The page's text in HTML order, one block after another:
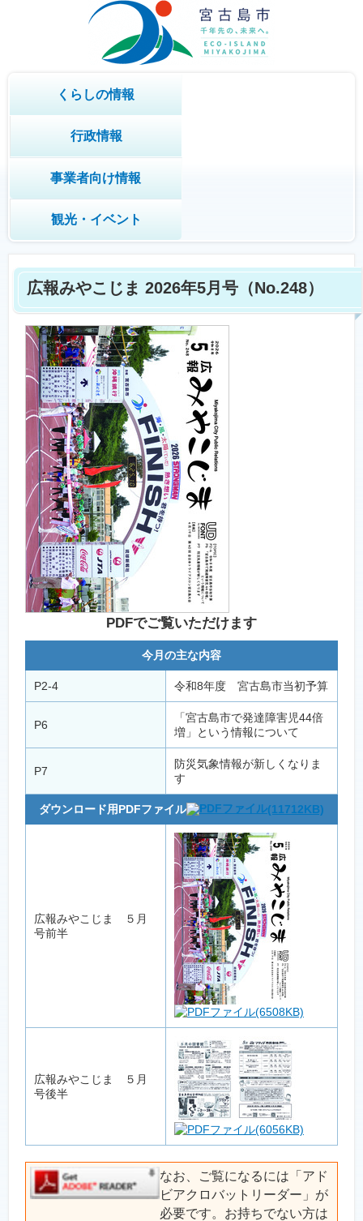
くらしの情報
行政情報
事業者向け情報
観光・イベント
広報みやこじま 2026年5月号 （No.248）
PDFでご覧いただけます
今月の主な内容
P2-4 令和8年度 宮古島市当初予算
P6
「宮古島市で発達障害児44倍
増」という情報について
P7
防災気象情報が新しくなりま
す
ダウンロード用PDFファイル (11712KB)
広報みやこじま ５月
号前半
(6508KB)
広報みやこじま ５月
号後半
(6056KB)
なお、ご覧になるには「アド
ビアクロバットリーダー」が
必要です。お持ちでない方は